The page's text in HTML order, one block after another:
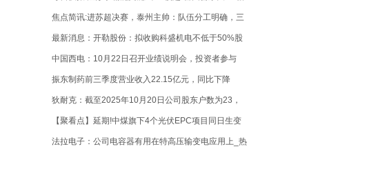
败南大
焦点简讯:进苏超决赛，泰州主帅：队伍分工明确，三
个臭皮匠顶个诸葛亮
最新消息：开勒股份：拟收购科盛机电不低于50%股
权 切入高端镀膜装备核心赛道
中国西电：10月22日召开业绩说明会，投资者参与
振东制药前三季度营业收入22.15亿元，同比下降
2.42%
狄耐克：截至2025年10月20日公司股东户数为23，
279户
【聚看点】延期!中煤旗下4个光伏EPC项目同日生变
法拉电子：公司电容器有用在特高压输变电应用上_热